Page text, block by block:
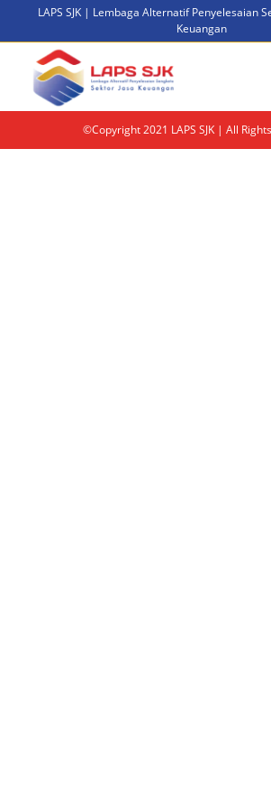
LAPS SJK | Lembaga Alternatif Penyelesaian
Keuangan
©Copyright 2021 LAPS SJK | All